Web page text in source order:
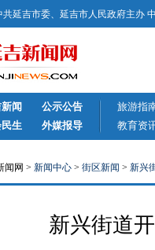
共延吉市委、延吉市人民政府主办
闻 公示公告 旅游指
生 外媒报导 教育资
闻网 > 新闻中心 > 街区新闻 > 新兴
新兴街道